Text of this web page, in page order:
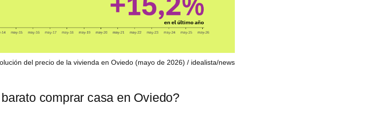
del precio de la vivienda en Oviedo (mayo de 2026) idealista/news
comprar casa en Oviedo?